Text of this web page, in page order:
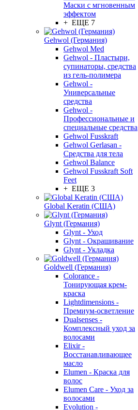
Маски с мгновенным
эффектом
+ ЕЩЕ 7
Gehwol (Германия)
Gehwol Med
Gehwol - Пластыри,
супинаторы, средства
из гель-полимера
Gehwol -
Универсальные
средства
Gehwol -
Профессиональные и
специальные средства
Gehwol Fusskraft
Gehwol Gerlasan -
Средства для тела
Gehwol Balance
Gehwol Fusskraft Soft
Feet
+ ЕЩЕ 3
Global Keratin (США)
Glynt (Германия)
Glynt - Уход
Glynt - Окрашивание
Glynt - Укладка
Goldwell (Германия)
Colorance -
Тонирующая крем-
краска
Lightdimensions -
Премиум-осветление
Dualsenses -
Комплексный уход за
волосами
Elixir -
Восстанавливающее
масло
Elumen - Краска для
волос
Elumen Care - Уход за
волосами
Evolution -